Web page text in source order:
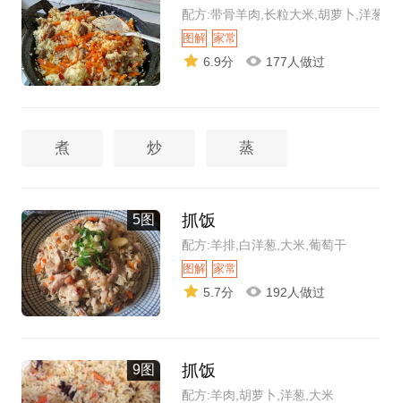
配方:带骨羊肉,长粒大米,胡萝卜,洋葱
图解 家常
6.9分 177人做过
煮 炒 蒸
5图 抓饭
配方:羊排,白洋葱,大米,葡萄干
图解 家常
5.7分 192人做过
9图 抓饭
配方:羊肉,胡萝卜,洋葱,大米